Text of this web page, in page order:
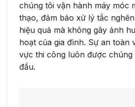
chúng tôi vận hành máy móc
thạo, đảm bảo xử lý tắc
hiệu quả mà không gây ảnh
hoạt của gia đình. Sự an toàn
vực thi công luôn được chúng
đầu.